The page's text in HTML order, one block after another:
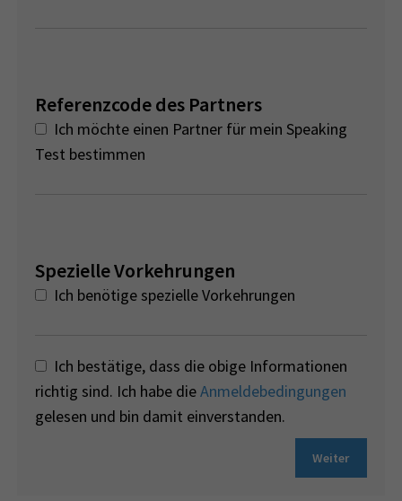
Referenzcode des Partners
Ich möchte einen Partner für mein Speaking
Test bestimmen
Spezielle Vorkehrungen
Ich benötige spezielle Vorkehrungen
Ich bestätige, dass die obige Informationen
richtig sind. Ich habe dieAnmeldebedingungen
gelesen und bin damit einverstanden.
Weiter